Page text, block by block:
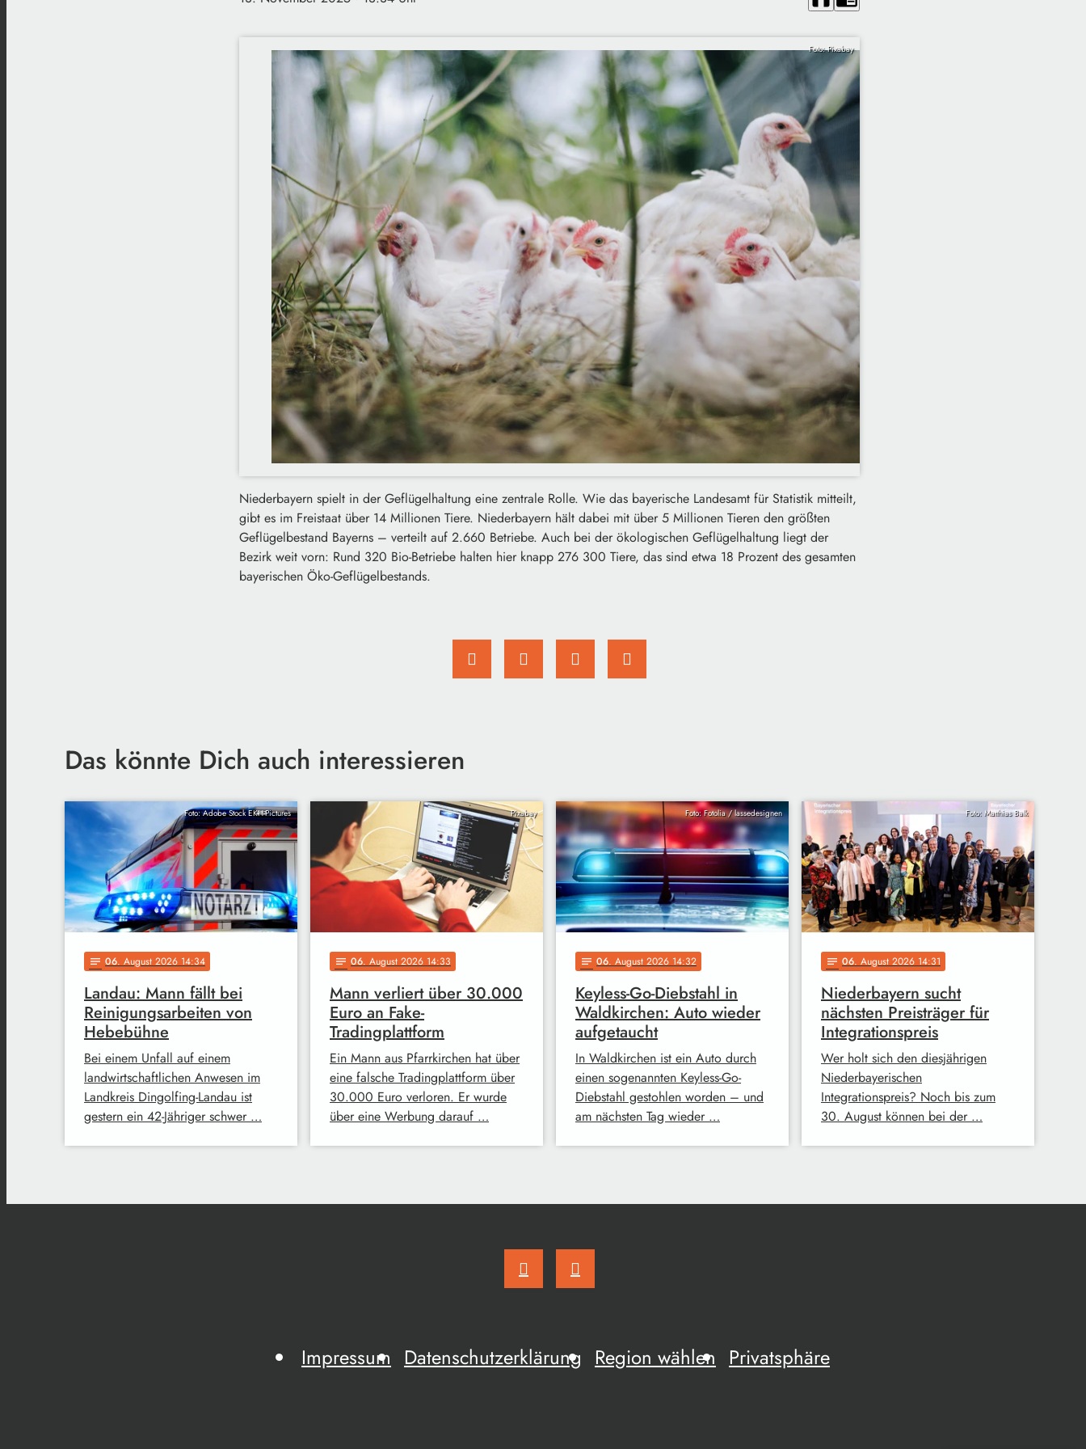
Foto: Pixabay
Niederbayern spielt in der Geflügelhaltung eine zentrale Rolle. Wie das bayerische Landesamt für Statistik mitteilt,
gibt es im Freistaat über 14 Millionen Tiere. Niederbayern hält dabei mit über 5 Millionen Tieren den größten
Geflügelbestand Bayerns – verteilt auf 2.660 Betriebe. Auch bei der ökologischen Geflügelhaltung liegt der
Bezirk weit vorn: Rund 320 Bio-Betriebe halten hier knapp 276 300 Tiere, das sind etwa 18 Prozent des gesamten
bayerischen Öko-Geflügelbestands.
Das könnte Dich auch interessieren
Foto: Adobe Stock EKH-Pictures
notes 06. August 2026 14:34
Landau: Mann fällt bei
Reinigungsarbeiten von
Hebebühne
Bei einem Unfall auf einem
landwirtschaftlichen Anwesen im
Landkreis Dingolfing-Landau ist
gestern ein 42-Jähriger schwer …
Pixabay
notes 06. August 2026 14:33
Mann verliert über 30.000
Euro an Fake-
Tradingplattform
Ein Mann aus Pfarrkirchen hat über
eine falsche Tradingplattform über
30.000 Euro verloren. Er wurde
über eine Werbung darauf …
Foto: Fotolia / lassedesignen
notes 06. August 2026 14:32
Keyless-Go-Diebstahl in
Waldkirchen: Auto wieder
aufgetaucht
In Waldkirchen ist ein Auto durch
einen sogenannten Keyless-Go-
Diebstahl gestohlen worden – und
am nächsten Tag wieder …
Foto: Matthias Balk
notes 06. August 2026 14:31
Niederbayern sucht
nächsten Preisträger für
Integrationspreis
Wer holt sich den diesjährigen
Niederbayerischen
Integrationspreis? Noch bis zum
30. August können bei der …
Impressum Datenschutzerklärung Region wählen Privatsphäre